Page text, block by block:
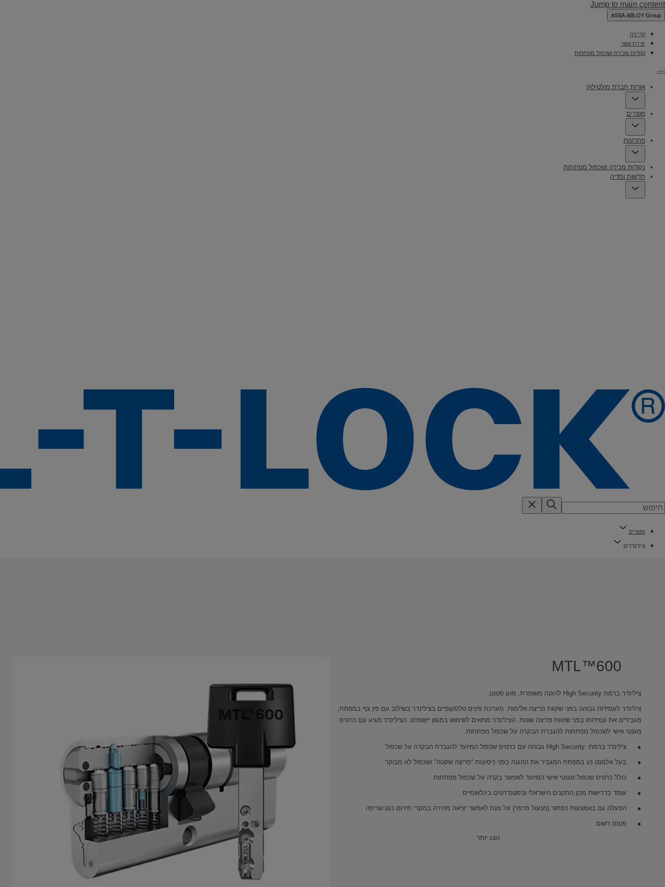
Jump to main content
ASSA ABLOY Group
קריירה
יצירת קשר
נקודות מכירה ושכפול מפתחות
אודות חברת מולטילוק
מוצרים
פתרונות
נקודות מכירה ושכפול מפתחות
חדשות ומדיה
מוצרים
צילינדרים
MTL™600
צילינדר ברמת High Security להגנה משופרת, מוגן פטנט.
צילינדר לעמידות גבוהה בפני שיטות פריצה אלימות. מערכת פינים טלסקופיים בצילינדר בשילוב עם פין צף במפתח,
מגבירים את עמידותו בפני שיטות פריצה שונות. הצילינדר מתאים לשימוש במגוון יישומים. הצילינדר מגיע עם כרטיס
מגנטי אישי לשכפול מפתחות להגברת הבקרה על שכפול מפתחות.
צילינדר ברמת High Security גבוהה עם כרטיס שכפול המיועד להגברת הבקרה על שכפול
בעל אלמנט נע במפתח המגביר את ההגנה בפני ניסיונות "פריצה שקטה" ושכפול לא מבוקר
כולל כרטיס שכפול מגנטי אישי המיועד לאפשר בקרה על שכפול מפתחות
עומד בדרישות מכון התקנים הישראלי ובסטנדרטים בינלאומיים
הפעלה גם באמצעות כפתור (מנעול פרפר) על מנת לאפשר יציאה מהירה במקרי חירום כגון שריפה
פטנט רשום
הצג יותר